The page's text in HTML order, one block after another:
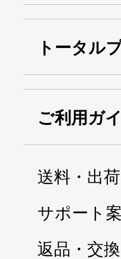
トータル
ご利用ガ
送料・出
サポート
返品・交